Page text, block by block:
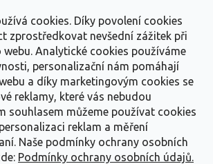
cookies. Díky povolení cookies
zprostředkovat nevšední zážitek při
webu. Analytické cookies používáme
personalizační nám pomáhají
a díky marketingovým cookies se
reklamy, které vás nebudou
souhlasem můžeme používat cookies
reklam a měření
Naše podmínky ochrany osobních
Podmínky ochrany osobních údajů.